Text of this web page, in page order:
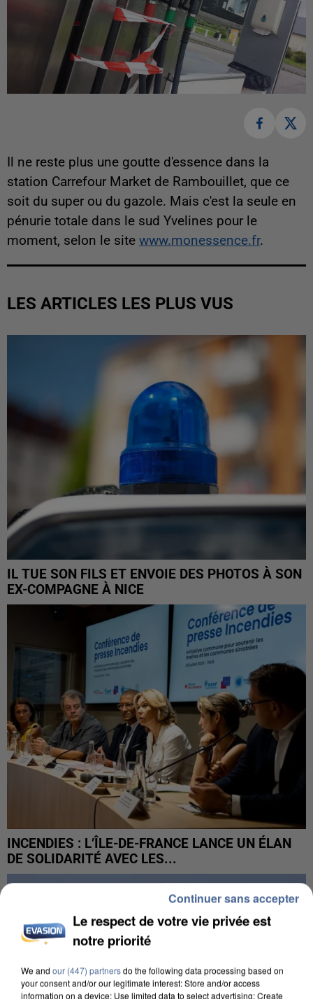
Il ne reste plus une goutte d'essence dans la
station Carrefour Market de Rambouillet, que ce
soit du super ou du gazole. Mais c'est la seule en
pénurie totale dans le sud Yvelines pour le
moment, selon le site www.monessence.fr.
LES ARTICLES LES PLUS VUS
IL TUE SON FILS ET ENVOIE DES PHOTOS À SON
EX-COMPAGNE À NICE
INCENDIES : L’ÎLE-DE-FRANCE LANCE UN ÉLAN
DE SOLIDARITÉ AVEC LES...
Le respect de votre vie privée est
notre priorité
We and our (447) partnersdo the following data processing based on
your consent and/or our legitimate interest: Store and/or access
information on a device; Use limited data to select advertising; Create
Continuer sans accepter